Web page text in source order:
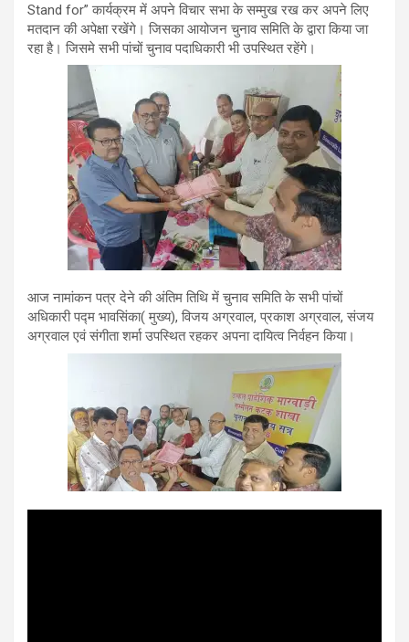
Stand for” कार्यक्रम में अपने विचार सभा के सम्मुख रख कर अपने लिए
मतदान की अपेक्षा रखेंगे। जिसका आयोजन चुनाव समिति के द्वारा किया जा
रहा है। जिसमे सभी पांचों चुनाव पदाधिकारी भी उपस्थित रहेंगे।
आज नामांकन पत्र देने की अंतिम तिथि में चुनाव समिति के सभी पांचों
अधिकारी पद्म भावसिंका( मुख्य), विजय अग्रवाल, प्रकाश अग्रवाल, संजय
अग्रवाल एवं संगीता शर्मा उपस्थित रहकर अपना दायित्व निर्वहन किया।